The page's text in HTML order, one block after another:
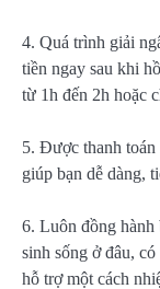
4. Quá trình giải
tiền ngay sau khi
từ 1h đến 2h hoặc
5. Được thanh
giúp bạn dễ dàng,
6. Luôn đồng
sinh sống ở đâu,
hỗ trợ một cách